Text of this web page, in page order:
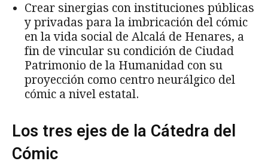
Crear sinergias con instituciones públicas
y privadas para la imbricación del cómic
en la vida social de Alcalá de Henares, a
fin de vincular su condición de Ciudad
Patrimonio de la Humanidad con su
proyección como centro neurálgico del
cómic a nivel estatal.
Los tres ejes de la Cátedra del
Cómic